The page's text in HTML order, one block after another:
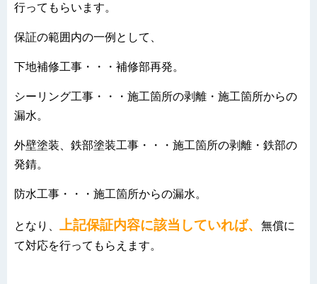
行ってもらいます。
保証の範囲内の一例として、
下地補修工事・・・補修部再発。
シーリング工事・・・施工箇所の剥離・施工箇所からの
漏水。
外壁塗装、鉄部塗装工事・・・施工箇所の剥離・鉄部の
発錆。
防水工事・・・施工箇所からの漏水。
となり、 上記保証内容に該当していれば、
無償に
て対応を行ってもらえます。